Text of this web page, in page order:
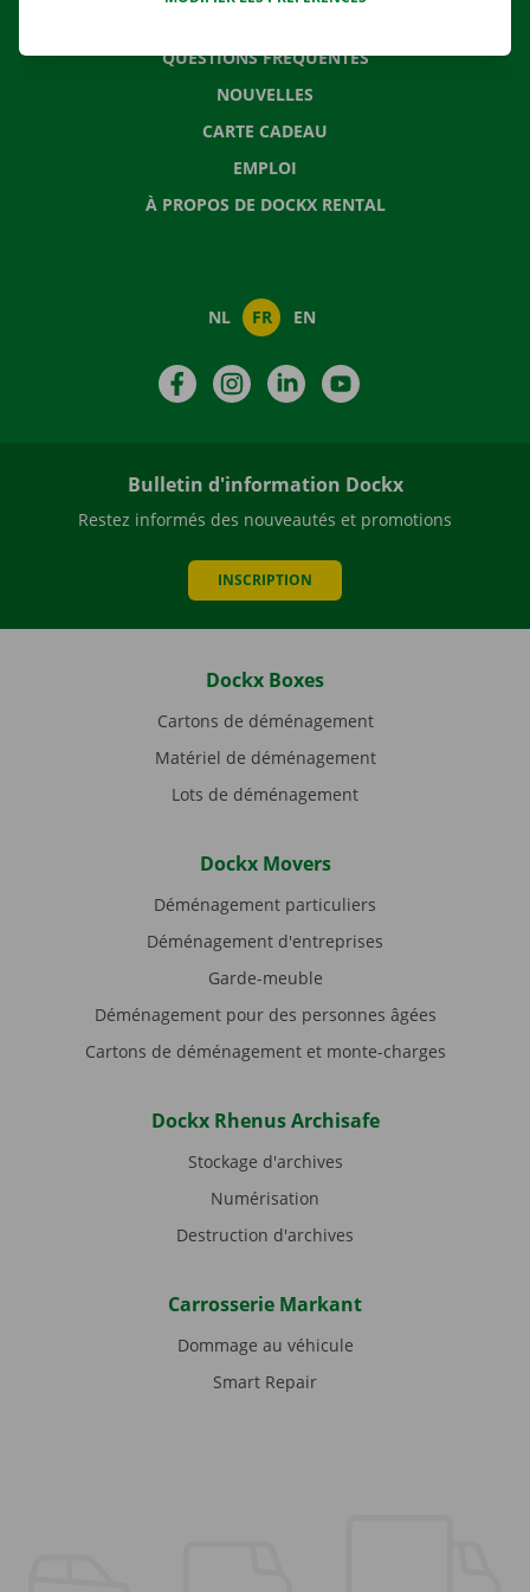
QUESTIONS FRÉQUENTES
NOUVELLES
CARTE CADEAU
EMPLOI
À PROPOS DE DOCKX RENTAL
NL FR EN
FacebookInstagramLinkedIn
Bulletin d'information Dockx
Restez informés des nouveautés et promotions
INSCRIPTION
Dockx Boxes
Cartons de déménagement
Matériel de déménagement
Lots de déménagement
Dockx Movers
Déménagement particuliers
Déménagement d'entreprises
Garde-meuble
Déménagement pour des personnes âgées
Cartons de déménagement et monte-charges
Dockx Rhenus Archisafe
Stockage d'archives
Numérisation
Destruction d'archives
Carrosserie Markant
Dommage au véhicule
Smart Repair